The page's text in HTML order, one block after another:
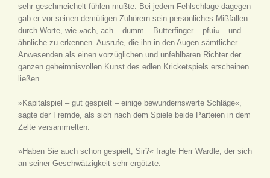
sehr geschmeichelt fühlen mußte. Bei jedem Fehlschlage dagegen
gab er vor seinen demütigen Zuhörern sein persönliches Mißfallen
durch Worte, wie »ach, ach – dumm – Butterfinger – pfui« – und
ähnliche zu erkennen. Ausrufe, die ihn in den Augen sämtlicher
Anwesenden als einen vorzüglichen und unfehlbaren Richter der
ganzen geheimnisvollen Kunst des edlen Kricketspiels erscheinen
ließen.
»Kapitalspiel – gut gespielt – einige bewundernswerte Schläge«,
sagte der Fremde, als sich nach dem Spiele beide Parteien in dem
Zelte versammelten.
»Haben Sie auch schon gespielt, Sir?« fragte Herr Wardle, der sich
an seiner Geschwätzigkeit sehr ergötzte.